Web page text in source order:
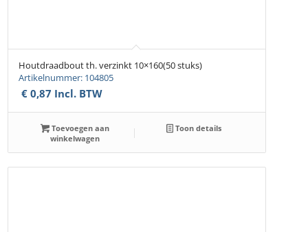
Houtdraadbout th. verzinkt 10×160(50 stuks)
Artikelnummer: 104805
€ 0,87 Incl. BTW
Toevoegen aan
winkelwagen
Toon details